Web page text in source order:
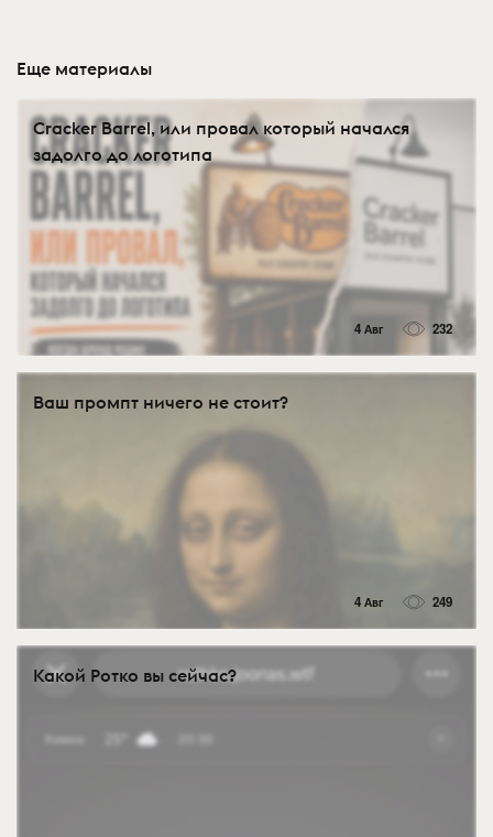
Еще материалы
Cracker Barrel, или провал который начался
задолго до логотипа
4 Авг 232
Ваш промпт ничего не стоит?
4 Авг 249
Какой Ротко вы сейчас?